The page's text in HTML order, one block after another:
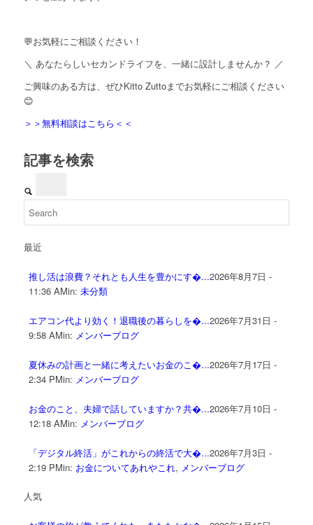
💬お気軽にご相談ください！
＼ あなたらしいセカンドライフを、一緒に設計しませんか？ ／
ご興味のある方は、ぜひKitto Zuttoまでお気軽にご相談ください
😊
＞＞無料相談はこちら＜＜
記事を検索
最近
推し活は浪費？それとも人生を豊かにす�...2026年8月7日 -
11:36 AMin: 未分類
エアコン代より効く！退職後の暮らしを�...2026年7月31日 -
9:58 AMin: メンバーブログ
夏休みの計画と一緒に考えたいお金のこ�...2026年7月17日 -
2:34 PMin: メンバーブログ
お金のこと、夫婦で話していますか？共�...2026年7月10日 -
12:18 AMin: メンバーブログ
「デジタル終活」がこれからの終活で大�...2026年7月3日 -
2:19 PMin: お金についてあれやこれ, メンバーブログ
人気